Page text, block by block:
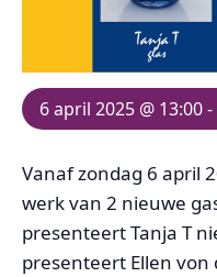
6 april 2025 @ 13:00-
Vanaf zondag 6 april
werk van 2 nieuwe
presenteert Tanja T
presenteert Ellen